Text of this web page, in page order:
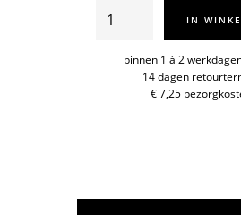
Pilastro
ovenschaal
IN
binnen 1 á 2
14 dagen
€ 7,25